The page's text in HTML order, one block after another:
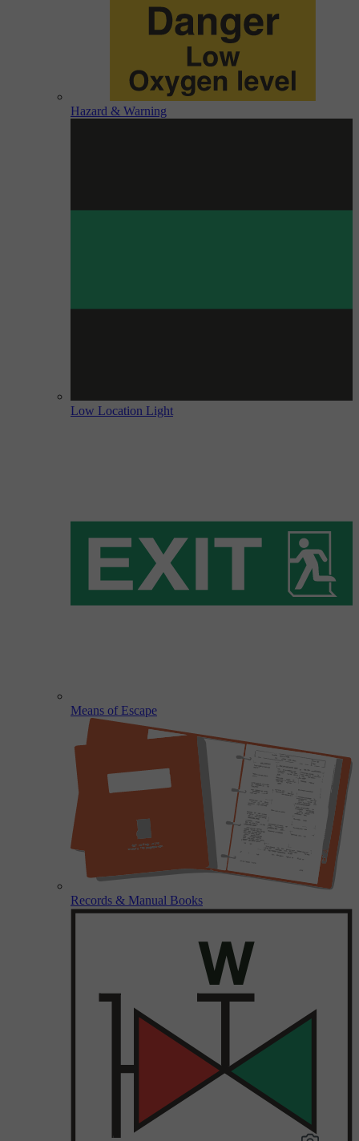
Hazard & Warning
Low Location Light
Means of Escape
Records & Manual Books